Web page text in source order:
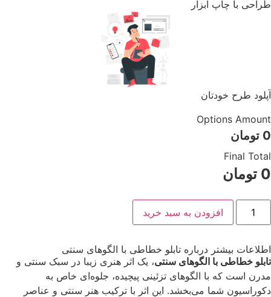
طراحی با چاپ ابزار
آپلود طرح خودتان
Options Amount
0 تومان
Final Total
0 تومان
افزودن به سبد خرید
اطلاعات بیشتر درباره تابلو خطاطی با الگوهای سنتی
تابلو خطاطی با الگوهای سنتی، یک اثر هنری زیبا در سبک سنتی و
مدرن است که با الگوهای تزئینی پیچیده، جلوه‌ای خاص به
دکوراسیون شما می‌بخشد. این اثر با ترکیب هنر سنتی و عناصر